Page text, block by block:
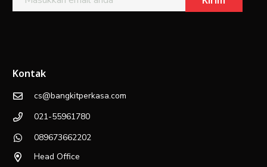
Kontak
cs@bangkitperkasa.com
021-55961780
089673662202
Head Office